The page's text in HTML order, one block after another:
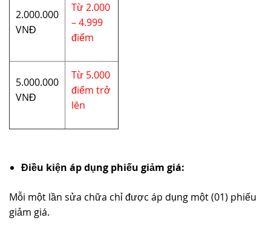
2.000.000
VNĐ
Từ 2.000
– 4.999
điểm
5.000.000
VNĐ
Từ 5.000
điểm trở
lên
Điều kiện áp dụng phiếu giảm giá:
Mỗi một lần sửa chữa chỉ được áp dụng một (01) phiếu
giảm giá.